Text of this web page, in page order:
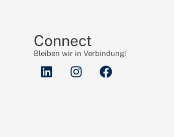
Connect
Bleiben wir in Verbindung!